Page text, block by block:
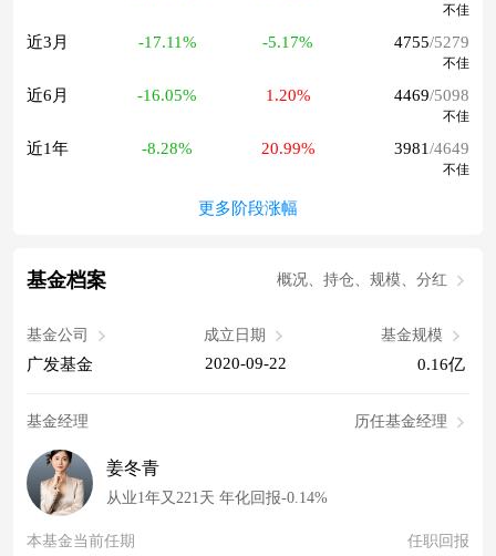
不佳
近3月 -17.11% -5.17% 4755/5279
不佳
近6月 -16.05% 1.20% 4469/5098
不佳
近1年 -8.28% 20.99% 3981/4649
不佳
更多阶段涨幅
基金档案 概况、持仓、规模、分红
基金公司
广发基金
成立日期
2020-09-22
基金规模
0.16亿
基金经理 历任基金经理
姜冬青
从业1年又221天 年化回报-0.14%
本基金当前任期 任职回报